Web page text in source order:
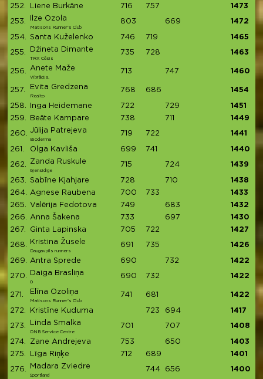
252. Liene Burkāne 716 757 1473
253. Ilze Ozola
Matisons Runner's Club
803 669 1472
254. Santa Kuželenko 746 719 1465
255. Džineta Dimante
TRX Cēsis
735 728 1463
256. Anete Maže
Vibrācija.
713 747 1460
257. Evita Gredzena
Realto
768 686 1454
258. Inga Heidemane 722 729
1451
259.
Beāte Kampare 738 711 1449
260. Jūlija Patrejeva
Bioderma
719 722 1441
261. Olga Kavliša 699 741 1440
262. Zanda Ruskule
Gjensidige
715 724 1439
263. Sabīne Kjahjare 728 710
1438
264.
Agnese Raubena 700 733
1433
265.
Valērija Fedotova 749 683
1432
266.
Anna Šakena 733 697
1430
267.
Ginta Lapinska 705 722 1427
268. Kristina Žusele
Daugavpils runners
691 735 1426
269. Antra Sprede 690 732 1422
270. Daiga Brasliņa
0
690 732 1422
271. Elīna Ozoliņa
Matisons Runner's Club
741 681 1422
272. Kristīne Kuduma 723 694 1417
273. Linda Smalka
DNB Service Centre
701 707 1408
274. Zane Andrejeva 753 650
1403
275.
Līga Riņķe 712 689 1401
276. Madara Zviedre
Sportland
744 656 1400